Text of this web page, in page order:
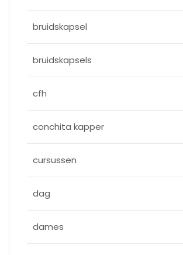
bruidskapsel
bruidskapsels
cfh
conchita kapper
cursussen
dag
dames